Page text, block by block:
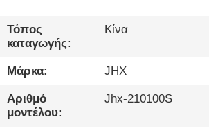
ΕΜΆΣ
ΞΕΝΆΓΗΣΗ
ΣΤΟ
ΕΡΓΟΣΤΆΣΙΟ
Τόπος
καταγωγής:
Κίνα
Μάρκα: JHX
Αριθμό
μοντέλου:
Jhx-210100S